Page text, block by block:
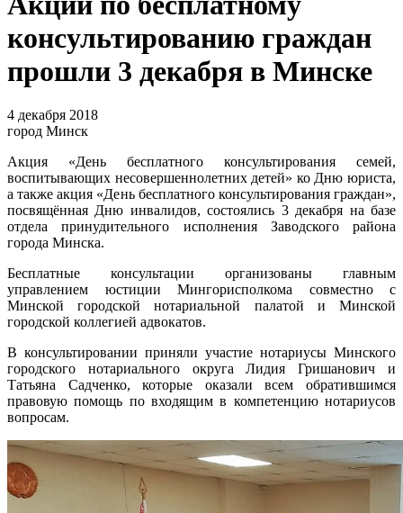
консультированию граждан
прошли 3 декабря в Минске
4 декабря 2018
город Минск
Акция «День бесплатного консультирования семей,
воспитывающих несовершеннолетних детей» ко Дню юриста,
а также акция «День бесплатного консультирования граждан»,
посвящённая Дню инвалидов, состоялись 3 декабря на базе
отдела принудительного исполнения Заводского района
города Минска.
Бесплатные консультации организованы главным
управлением юстиции Мингорисполкома совместно с
Минской городской нотариальной палатой и Минской
городской коллегией адвокатов.
В консультировании приняли участие нотариусы Минского
городского нотариального округа Лидия Гришанович и
Татьяна Садченко, которые оказали всем обратившимся
правовую помощь по входящим в компетенцию нотариусов
вопросам.